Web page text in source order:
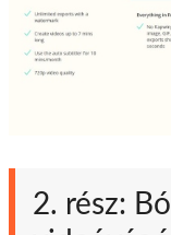
2. rész: